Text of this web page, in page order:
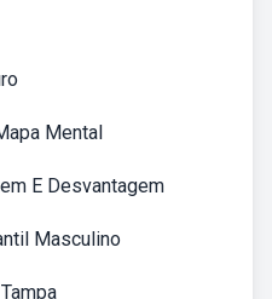
Mental
E Desvantagem
Masculino